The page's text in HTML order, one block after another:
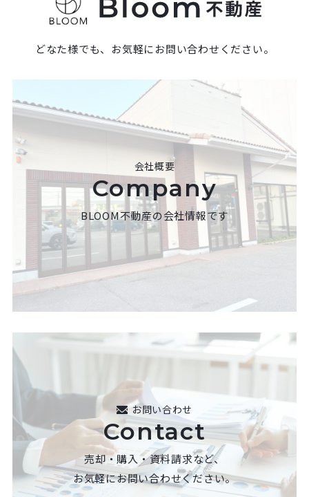
どなた様でも、お気軽にお問い合わせください。
会社概要
Company
BLOOM不動産の会社情報です
お問い合わせ
Contact
売却・購入・資料請求など、
お気軽にお問い合わせください。